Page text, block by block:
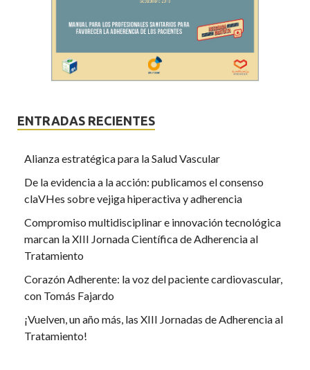
ENTRADAS RECIENTES
Alianza estratégica para la Salud Vascular
De la evidencia a la acción: publicamos el consenso
claVHes sobre vejiga hiperactiva y adherencia
Compromiso multidisciplinar e innovación tecnológica
marcan la XIII Jornada Científica de Adherencia al
Tratamiento
Corazón Adherente: la voz del paciente cardiovascular,
con Tomás Fajardo
¡Vuelven, un año más, las XIII Jornadas de Adherencia al
Tratamiento!